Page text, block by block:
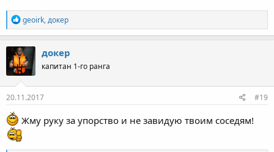
Р
е
а
к
ц
и
и
:
geoirk,докер
докер
капитан 1-го ранга
20.11.2017 #19
Жму руку за упорство и не завидую твоим соседям!